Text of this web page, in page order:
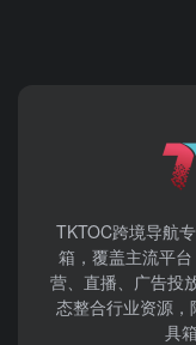
TKTOC跨境导航​
箱，覆盖主流平
营、直播、广告投
态整合行业资源
具